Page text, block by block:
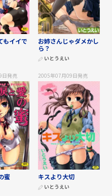
もイイで
お姉さんじゃダメかし
ら？
いとうえい
日発売
蜜
2005年07月09日発売
キスより大切
いとうえい